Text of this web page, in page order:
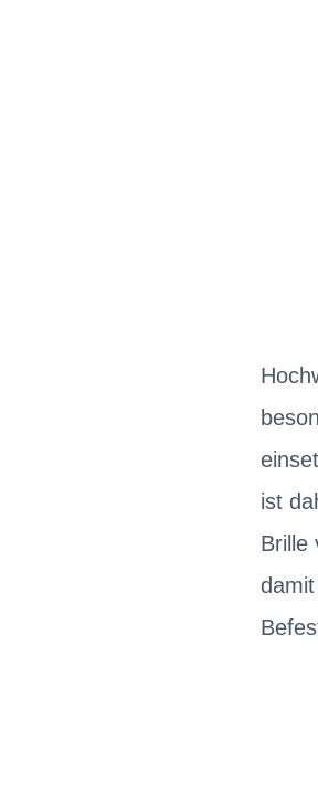
ist
Brille